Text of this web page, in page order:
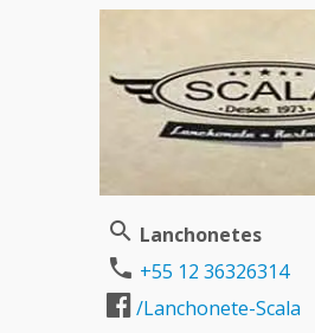
Lanchonetes
+55 12 36326314
/Lanchonete-Scala